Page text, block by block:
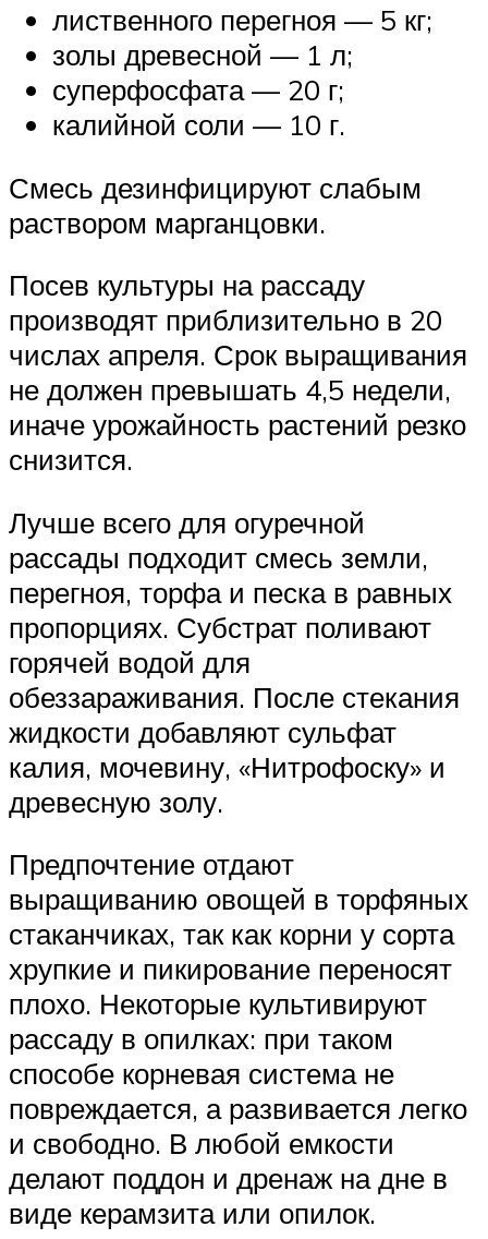
лиственного перегноя — 5 кг;
золы древесной — 1 л;
суперфосфата — 20 г;
калийной соли — 10 г.
Смесь дезинфицируют слабым
раствором марганцовки.
Посев культуры на рассаду
производят приблизительно в 20
числах апреля. Срок выращивания
не должен превышать 4,5 недели,
иначе урожайность растений резко
снизится.
Лучше всего для огуречной
рассады подходит смесь земли,
перегноя, торфа и песка в равных
пропорциях. Субстрат поливают
горячей водой для
обеззараживания. После стекания
жидкости добавляют сульфат
калия, мочевину, «Нитрофоску» и
древесную золу.
Предпочтение отдают
выращиванию овощей в торфяных
стаканчиках, так как корни у сорта
хрупкие и пикирование переносят
плохо. Некоторые культивируют
рассаду в опилках: при таком
способе корневая система не
повреждается, а развивается легко
и свободно. В любой емкости
делают поддон и дренаж на дне в
виде керамзита или опилок.